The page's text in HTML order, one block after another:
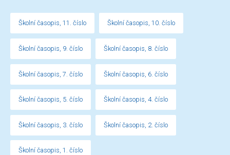
Školní časopis, 11. číslo Školní časopis, 10. číslo
Školní časopis, 9. číslo Školní časopis, 8. číslo
Školní časopis, 7. číslo Školní časopis, 6. číslo
Školní časopis, 5. číslo Školní časopis, 4. číslo
Školní časopis, 3. číslo Školní časopis, 2. číslo
Školní časopis, 1. číslo